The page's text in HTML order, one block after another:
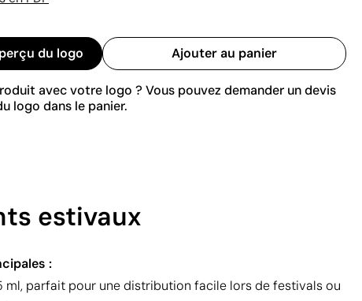
du logo Ajouter au panier
avec votre logo ? Vous pouvez demander un devis
logo dans le panier.
estivaux
:
ml, parfait pour une distribution facile lors de festivals ou